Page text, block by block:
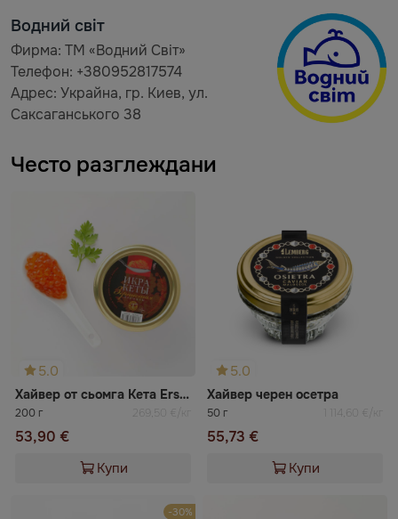
Водний світ
Фирма: ТМ «Водний Світ»
Телефон: +380952817574
Адрес: Украйна, гр. Киев, ул.
Саксаганського 38
Често разглеждани
5.0
Хайвер от сьомга Кета Erste caviar
200 г 269,50 €/кг
53,90 €
Купи
5.0
Хайвер черен осетра
50 г 1 114,60 €/кг
55,73 €
Купи
-30%